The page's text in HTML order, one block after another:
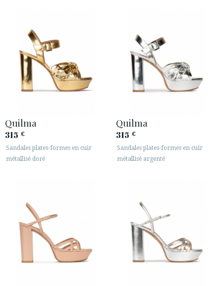
Quilma
315 €
Sandales plates-formes en cuir
métallisé doré
Quilma
315 €
Sandales plates-formes en cuir
métallisé argenté